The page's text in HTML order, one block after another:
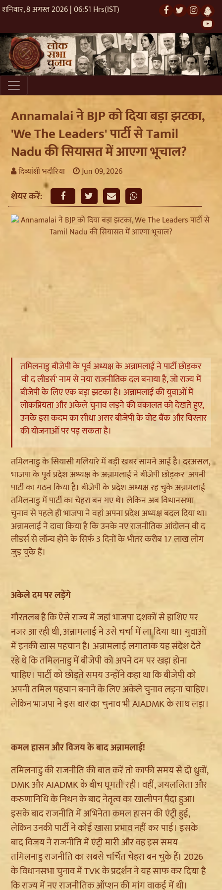
शनिवार, 8 अगस्त 2026 | 06:51 Hrs(IST)
Annamalai ने BJP को दिया बड़ा झटका,
'We The Leaders' पार्टी से Tamil
Nadu की सियासत में आएगा भूचाल?
दिव्यांशी भदौरिया Jun 09, 2026
शेयर करें:
तमिलनाडु बीजेपी के पूर्व अध्यक्ष के अन्नामलाई ने पार्टी छोड़कर
'वी द लीडर्स' नाम से नया राजनीतिक दल बनाया है, जो राज्य में
बीजेपी के लिए एक बड़ा झटका है। अन्नामलाई की युवाओं में
लोकप्रियता और अकेले चुनाव लड़ने की वकालत को देखते हुए,
उनके इस कदम का सीधा असर बीजेपी के वोट बैंक और विस्तार
की योजनाओं पर पड़ सकता है।
तमिलनाडु के सियासी गलियारे में बड़ी खबर सामने आई है। दरअसल,
भाजपा के पूर्व प्रदेश अध्यक्ष के अन्नामलाई ने बीजेपी छोड़कर अपनी
पार्टी का गठन किया है। बीजेपी के प्रदेश अध्यक्ष रह चुके अन्नामलाई
तमिलनाडु में पार्टी का चेहरा बन गए थे। लेकिन अब विधानसभा
चुनाव से पहले ही भाजपा ने वहां अपना प्रदेश अध्यक्ष बदल दिया था।
अन्नामलाई ने दावा किया है कि उनके नए राजनीतिक आंदोलन वी द
लीडर्स से लॉन्च होने के सिर्फ 3 दिनों के भीतर करीब 17 लाख लोग
जुड़ चुके हैं।
अकेले दम पर लड़ेंगे
गौरतलब है कि ऐसे राज्य में जहां भाजपा दशकों से हाशिए पर
नजर आ रही थी, अन्नामलाई ने उसे चर्चा में ला दिया था। युवाओं
में इनकी खास पहचान है। अन्नामलाई लगाताक यह संदेश देते
रहे थे कि तमिलनाडु में बीजेपी को अपने दम पर खड़ा होना
चाहिए। पार्टी को छोड़ते समय उन्होंने कहा था कि बीजेपी को
अपनी तमिल पहचान बनाने के लिए अकेले चुनाव लड़ना चाहिए।
लेकिन भाजपा ने इस बार का चुनाव भी AIADMK के साथ लड़ा।
कमल हासन और विजय के बाद अन्नामलाई!
तमिलनाडु की राजनीति की बात करें तो काफी समय से दो ध्रुवों,
DMK और AIADMK के बीच घूमती रही। वहीं, जयललिता और
करुणानिधि के निधन के बाद नेतृत्व का खालीपन पैदा हुआ।
इसके बाद राजनीति में अभिनेता कमल हासन की एंट्री हुई,
लेकिन उनकी पार्टी ने कोई खासा प्रभाव नहीं कर पाई। इसके
बाद विजय ने राजनीति में एंट्री मारी और वह इस समय
तमिलनाडु राजनीति का सबसे चर्चित चेहरा बन चुके हैं। 2026
के विधानसभा चुनाव में TVK के प्रदर्शन ने यह साफ कर दिया है
कि राज्य में नए राजनीतिक ऑप्शन की मांग वाकई में थी।